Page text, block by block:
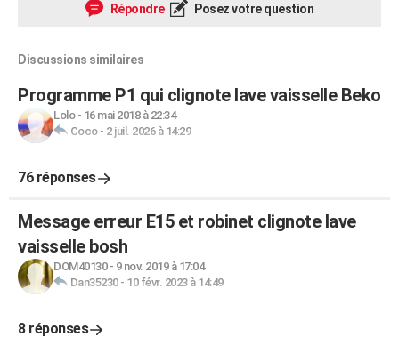
Répondre Posez votre question
Discussions similaires
Programme P1 qui clignote lave vaisselle Beko
Lolo- 16 mai 2018 à 22:34
Coco- 2 juil. 2026 à 14:29
76 réponses
Message erreur E15 et robinet clignote lave
vaisselle bosh
DOM40130- 9 nov. 2019 à 17:04
Dan35230- 10 févr. 2023 à 14:49
8 réponses